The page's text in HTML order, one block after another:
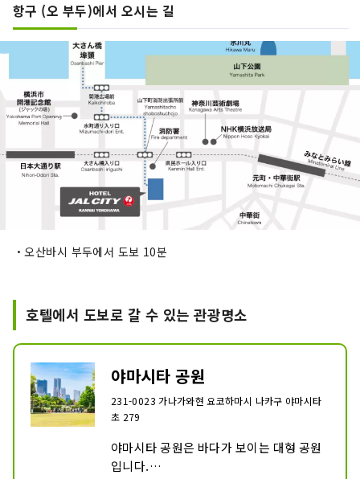
항구 (오 부두)에서 오시는 길
・오산바시 부두에서 도보 10분
호텔에서 도보로 갈 수 있는 관광명소
야마시타 공원
231-0023 가나가와현 요코하마시 나카구 야마시타
초 279
야마시타 공원은 바다가 보이는 대형 공원
입니다.